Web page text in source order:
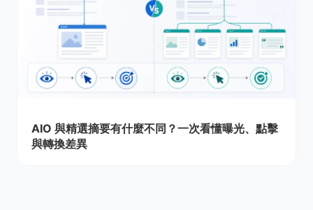
AIO 與精選摘要有什麼不同？一次看懂曝光、點擊
與轉換差異